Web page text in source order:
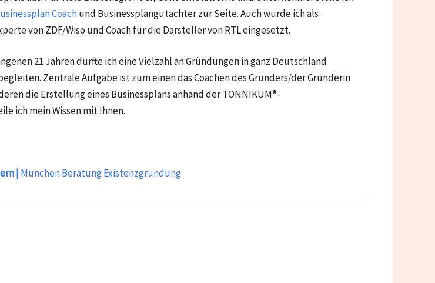
Coachund Businessplangutachter zur Seite. Auch wurde ich als
von ZDF/Wiso und Coach für die Darsteller von RTL eingesetzt.
21 Jahren durfte ich eine Vielzahl an Gründungen in ganz Deutschland
Zentrale Aufgabe ist zum einen das Coachen des Gründers/der Gründerin
die Erstellung eines Businessplans anhand der TONNIKUM®-
ich mein Wissen mit Ihnen.
| München Beratung Existenzgründung